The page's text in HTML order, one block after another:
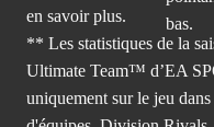
en savoir plus.
** Les statistiques de la
Ultimate Team™ d’EA
uniquement sur le jeu